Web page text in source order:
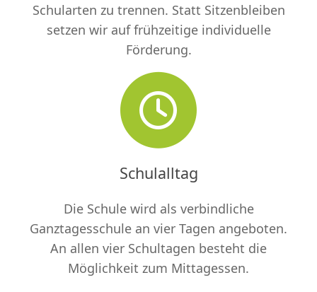
Schularten zu trennen. Statt Sitzenbleiben
setzen wir auf frühzeitige individuelle
Förderung.
Schulalltag
Die Schule wird als verbindliche
Ganztagesschule an vier Tagen angeboten.
An allen vier Schultagen besteht die
Möglichkeit zum Mittagessen.